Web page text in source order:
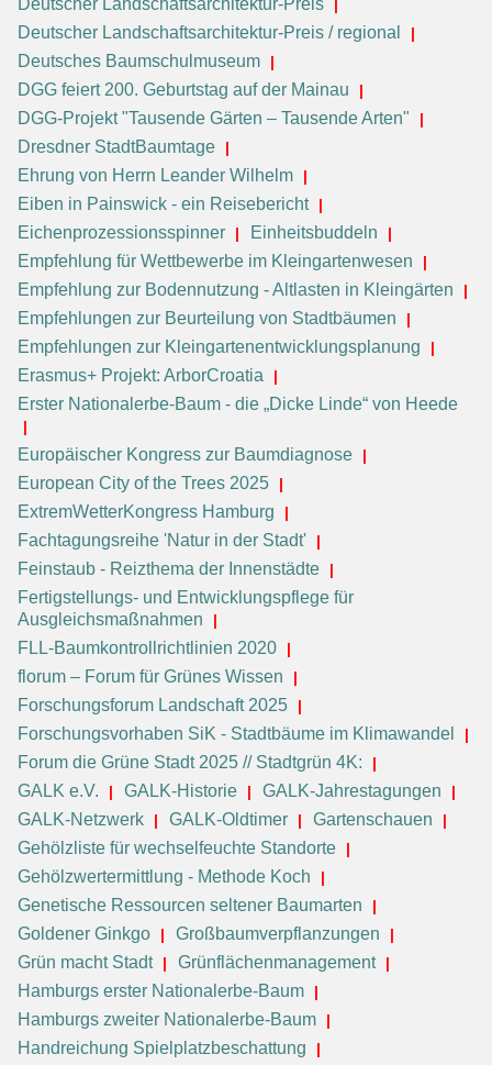
Deutscher Landschaftsarchitektur-Preis / regional
Deutsches Baumschulmuseum
DGG feiert 200. Geburtstag auf der Mainau
DGG-Projekt "Tausende Gärten – Tausende Arten"
Dresdner StadtBaumtage
Ehrung von Herrn Leander Wilhelm
Eiben in Painswick - ein Reisebericht
Eichenprozessionsspinner
Einheitsbuddeln
Empfehlung für Wettbewerbe im Kleingartenwesen
Empfehlung zur Bodennutzung - Altlasten in Kleingärten
Empfehlungen zur Beurteilung von Stadtbäumen
Empfehlungen zur Kleingartenentwicklungsplanung
Erasmus+ Projekt: ArborCroatia
Erster Nationalerbe-Baum - die „Dicke Linde“ von Heede
Europäischer Kongress zur Baumdiagnose
European City of the Trees 2025
ExtremWetterKongress Hamburg
Fachtagungsreihe 'Natur in der Stadt'
Feinstaub - Reizthema der Innenstädte
Fertigstellungs- und Entwicklungspflege für
Ausgleichsmaßnahmen
FLL-Baumkontrollrichtlinien 2020
florum – Forum für Grünes Wissen
Forschungsforum Landschaft 2025
Forschungsvorhaben SiK - Stadtbäume im Klimawandel
Forum die Grüne Stadt 2025 // Stadtgrün 4K:
GALK e.V.
GALK-Historie
GALK-Jahrestagungen
GALK-Netzwerk
GALK-Oldtimer
Gartenschauen
Gehölzliste für wechselfeuchte Standorte
Gehölzwertermittlung - Methode Koch
Genetische Ressourcen seltener Baumarten
Goldener Ginkgo
Großbaumverpflanzungen
Grün macht Stadt
Grünflächenmanagement
Hamburgs erster Nationalerbe-Baum
Hamburgs zweiter Nationalerbe-Baum
Handreichung Spielplatzbeschattung